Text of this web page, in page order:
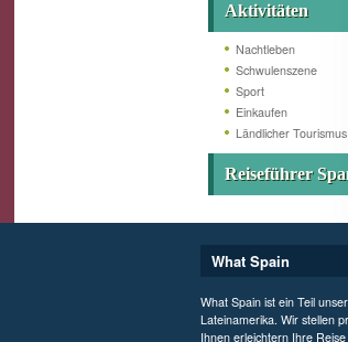
Aktivitäten
Nachtleben
Schwulenszene
Sport
Einkaufen
Ländlicher Tourismus
Reiseführer
What Spain
What Spain ist ein Teil
Lateinamerika. Wir stellen
Ihnen erleichtern Ihre